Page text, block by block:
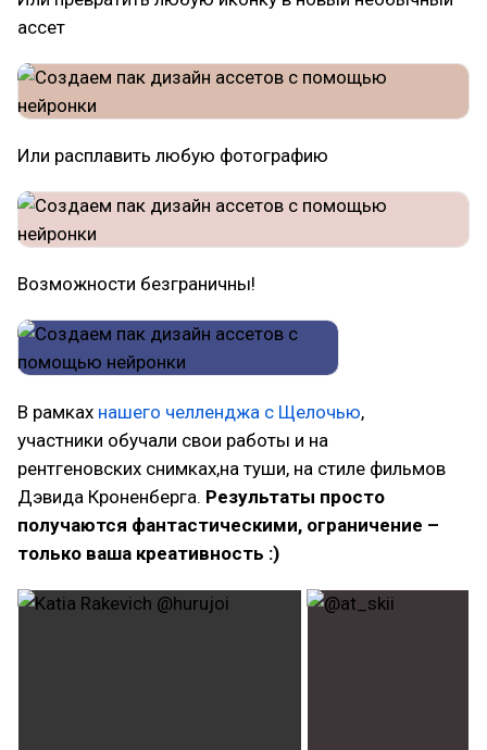
ассет
Или расплавить любую фотографию
Возможности безграничны!
В рамках нашего челленджа с Щелочью,
участники обучали свои работы и на
рентгеновских снимках,на туши, на стиле фильмов
Дэвида Кроненберга. Результаты просто
получаются фантастическими, ограничение –
только ваша креативность :)